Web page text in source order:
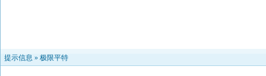
提示信息 » 极限平特